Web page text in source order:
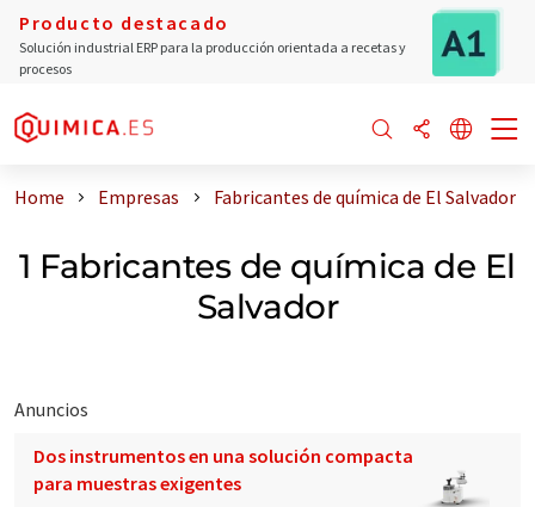
Producto destacado
Solución industrial ERP para la producción orientada a recetas y
procesos
Home Empresas Fabricantes de química de El Salvador
1 Fabricantes de química de El
Salvador
Anuncios
Dos instrumentos en una solución compacta
para muestras exigentes